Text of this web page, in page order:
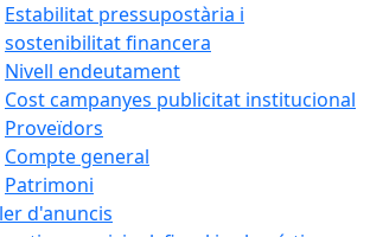
Estabilitat pressupostària i
sostenibilitat financera
Nivell endeutament
Cost campanyes publicitat institucional
Proveïdors
Compte general
Patrimoni
d'anuncis